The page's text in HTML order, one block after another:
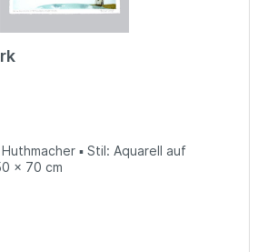
▪ Stil: Aquarell auf
x 70 cm